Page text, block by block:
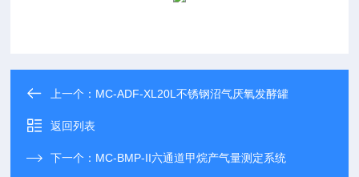
上一个： MC-ADF-XL20L不锈钢沼气厌氧发酵罐
返回列表
下一个： MC-BMP-II六通道甲烷产气量测定系统